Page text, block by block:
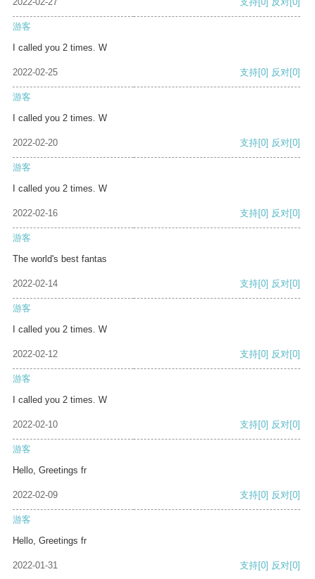
游客
I called you 2 times. W
2022-02-25 支持[0] 反对[0]
游客
I called you 2 times. W
2022-02-20 支持[0] 反对[0]
游客
I called you 2 times. W
2022-02-16 支持[0] 反对[0]
游客
The world's best fantas
2022-02-14 支持[0] 反对[0]
游客
I called you 2 times. W
2022-02-12 支持[0] 反对[0]
游客
I called you 2 times. W
2022-02-10 支持[0] 反对[0]
游客
Hello, Greetings fr
2022-02-09 支持[0] 反对[0]
游客
Hello, Greetings fr
2022-01-31 支持[0] 反对[0]